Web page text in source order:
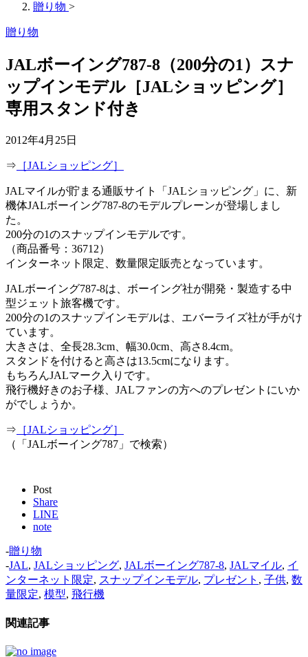
贈り物 >
贈り物
JALボーイング787-8（200分の1）スナ
ップインモデル［JALショッピング］
専用スタンド付き
2012年4月25日
⇒ ［JALショッピング］
JALマイルが貯まる通販サイト「JALショッピング」に、新
機体JALボーイング787-8のモデルプレーンが登場しまし
た。
200分の1のスナップインモデルです。
（商品番号：36712）
インターネット限定、数量限定販売となっています。
JALボーイング787-8は、ボーイング社が開発・製造する中
型ジェット旅客機です。
200分の1のスナップインモデルは、エバーライズ社が手がけ
ています。
大きさは、全長28.3cm、幅30.0cm、高さ8.4cm。
スタンドを付けると高さは13.5cmになります。
もちろんJALマーク入りです。
飛行機好きのお子様、JALファンの方へのプレゼントにいか
がでしょうか。
⇒ ［JALショッピング］
（「JALボーイング787」で検索）
Post
Share
LINE
note
-贈り物
-JAL, JALショッピング, JALボーイング787-8, JALマイル, イ
ンターネット限定, スナップインモデル, プレゼント , 子供, 数
量限定, 模型, 飛行機
関連記事